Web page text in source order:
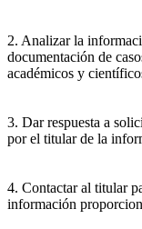
2. Analizar la
documentación de
académicos y
3. Dar respuesta a
por el titular de la
4. Contactar al titular
información